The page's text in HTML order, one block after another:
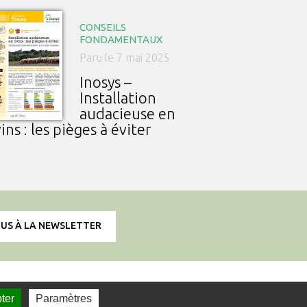
CONSEILS
FONDAMENTAUX
Paru le 7 mai 2025
Inosys –
Installation
audacieuse en
: les pièges à éviter
À LA NEWSLETTER
sur l'utilisation des cookies
Paramètres